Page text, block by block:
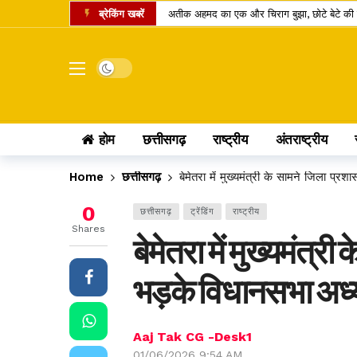
ब्रेकिंग खबरें अतीक अहमद का एक और चिराग बुझा, छोटे बेटे की
चंद्र ग्रहण 2026: क्या रक्षाबंधन के दिन भारत में
छत्तीसगढ़ में 10 टोल प्लाजा पर बढ़ी दरें, सफर के
आत्मानंद स्कूलों में शिक्षक भर्ती का बदला तरीका, अब
होटल में गहने चोरी होने पर उपभोक्ता आयोग का
छत्तीसगढ़ में खाद्य सुरक्षा व्यवस्था पर सवाल: 14
Dark mode
होम छत्तीसगढ़ राष्ट्रीय अंतराष्ट्रीय
Home छत्तीसगढ़ बेमेतरा में मुख्यमंत्री के सामने जिला
छत्तीसगढ़ ट्रेंडिंग राष्ट्रीय
बेमेतरा में मुख्यमंत्री
भड़के विधानसभा
Aaj Tak CG -Desk1
0
Shares